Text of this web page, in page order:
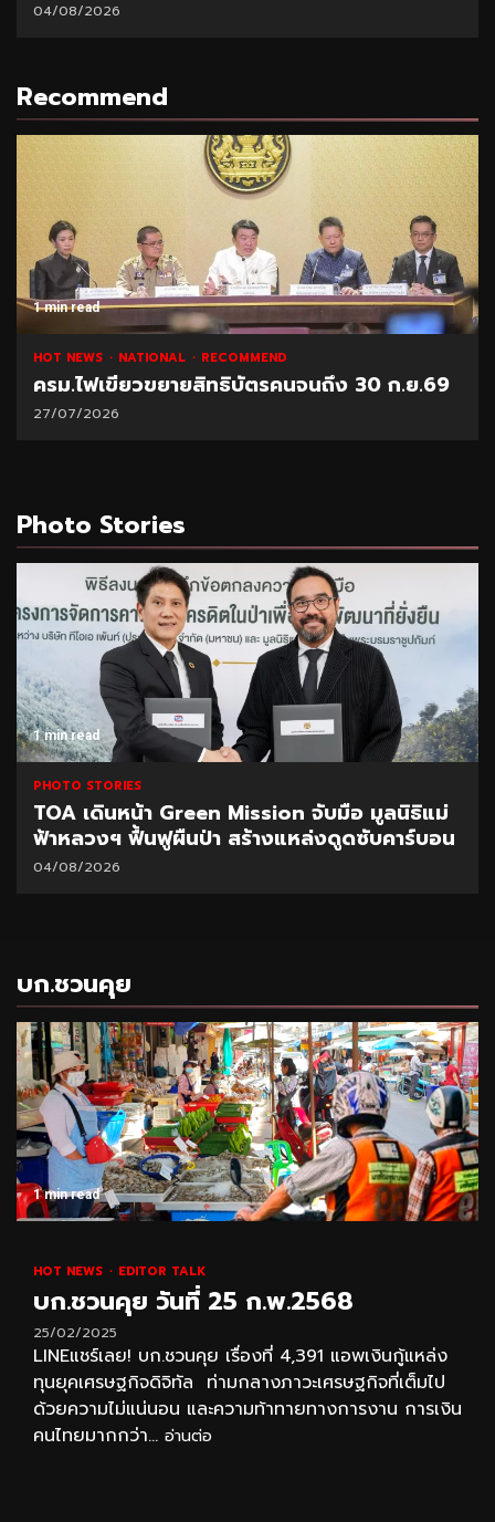
04/08/2026
Recommend
1 min read
HOT NEWS NATIONAL RECOMMEND
ครม.ไฟเขียวขยายสิทธิบัตรคนจนถึง 30 ก.ย.69
27/07/2026
Photo Stories
1 min read
PHOTO STORIES
TOA เดินหน้า Green Mission จับมือ มูลนิธิแม่
ฟ้าหลวงฯ ฟื้นฟูผืนป่า สร้างแหล่งดูดซับคาร์บอน
04/08/2026
บก.ชวนคุย
1 min read
HOT NEWS EDITOR TALK
บก.ชวนคุย วันที่ 25 ก.พ.2568
25/02/2025
LINEแชร์เลย! บก.ชวนคุย เรื่องที่ 4,391 แอพเงินกู้แหล่ง
ทุนยุคเศรษฐกิจดิจิทัล ท่ามกลางภาวะเศรษฐกิจที่เต็มไป
ด้วยความไม่แน่นอน และความท้าทายทางการงาน การเงิน
คนไทยมากกว่า... อ่านต่อ